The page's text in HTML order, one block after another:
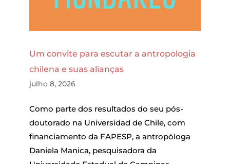
Um convite para escutar a antropologia
chilena e suas alianças
julho 8, 2026
Como parte dos resultados do seu pós-
doutorado na Universidad de Chile, com
financiamento da FAPESP, a antropóloga
Daniela Manica, pesquisadora da